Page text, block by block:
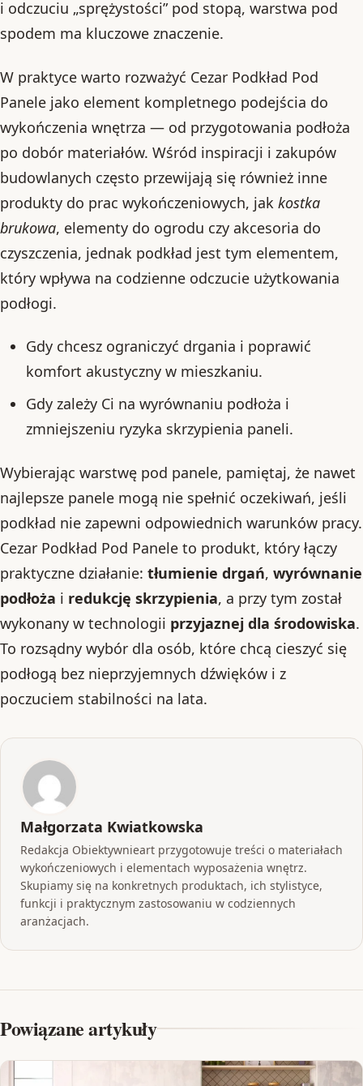
i odczuciu „sprężystości” pod stopą, warstwa pod
spodem ma kluczowe znaczenie.
W praktyce warto rozważyć Cezar Podkład Pod
Panele jako element kompletnego podejścia do
wykończenia wnętrza — od przygotowania podłoża
po dobór materiałów. Wśród inspiracji i zakupów
budowlanych często przewijają się również inne
produkty do prac wykończeniowych, jak kostka
brukowa, elementy do ogrodu czy akcesoria do
czyszczenia, jednak podkład jest tym elementem,
który wpływa na codzienne odczucie użytkowania
podłogi.
Gdy chcesz ograniczyć drgania i poprawić
komfort akustyczny w mieszkaniu.
Gdy zależy Ci na wyrównaniu podłoża i
zmniejszeniu ryzyka skrzypienia paneli.
Wybierając warstwę pod panele, pamiętaj, że nawet
najlepsze panele mogą nie spełnić oczekiwań, jeśli
podkład nie zapewni odpowiednich warunków pracy.
Cezar Podkład Pod Panele to produkt, który łączy
praktyczne działanie: tłumienie drgań, wyrównanie
podłoża i redukcję skrzypienia, a przy tym został
wykonany w technologii przyjaznej dla środowiska.
To rozsądny wybór dla osób, które chcą cieszyć się
podłogą bez nieprzyjemnych dźwięków i z
poczuciem stabilności na lata.
Małgorzata Kwiatkowska
Redakcja Obiektywnieart przygotowuje treści o materiałach
wykończeniowych i elementach wyposażenia wnętrz.
Skupiamy się na konkretnych produktach, ich stylistyce,
funkcji i praktycznym zastosowaniu w codziennych
aranżacjach.
Powiązane artykuły